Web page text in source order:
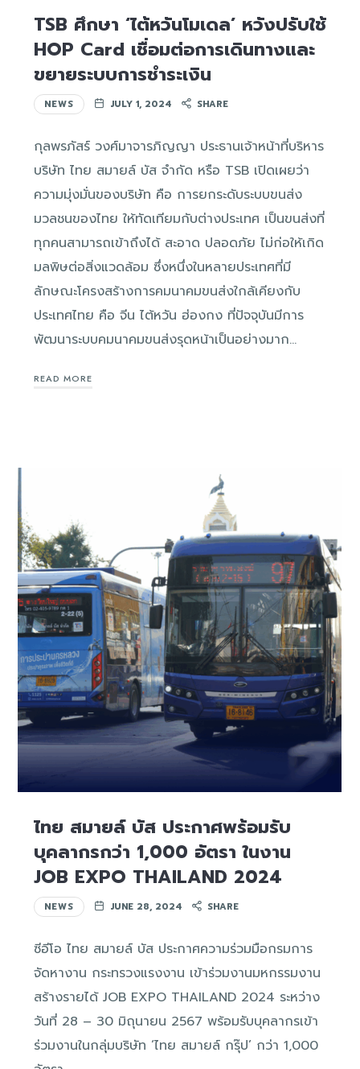
TSB ศึกษา ‘ไต้หวันโมเดล’ หวังปรับใช้
HOP Card เชื่อมต่อการเดินทางและ
ขยายระบบการชำระเงิน
NEWS JULY 1, 2024 SHARE
กุลพรภัสร์ วงศ์มาจารภิญญา ประธานเจ้าหน้าที่บริหาร
บริษัท ไทย สมายล์ บัส จำกัด หรือ TSB เปิดเผยว่า
ความมุ่งมั่นของบริษัท คือ การยกระดับระบบขนส่ง
มวลชนของไทย ให้ทัดเทียมกับต่างประเทศ เป็นขนส่งที่
ทุกคนสามารถเข้าถึงได้ สะอาด ปลอดภัย ไม่ก่อให้เกิด
มลพิษต่อสิ่งแวดล้อม ซึ่งหนึ่งในหลายประเทศที่มี
ลักษณะโครงสร้างการคมนาคมขนส่งใกล้เคียงกับ
ประเทศไทย คือ จีน ไต้หวัน ฮ่องกง ที่ปัจจุบันมีการ
พัฒนาระบบคมนาคมขนส่งรุดหน้าเป็นอย่างมาก…
READ MORE
ไทย สมายล์ บัส ประกาศพร้อมรับ
บุคลากรกว่า 1,000 อัตรา ในงาน
JOB EXPO THAILAND 2024
NEWS JUNE 28, 2024 SHARE
ซีอีโอ ไทย สมายล์ บัส ประกาศความร่วมมือกรมการ
จัดหางาน กระทรวงแรงงาน เข้าร่วมงานมหกรรมงาน
สร้างรายได้ JOB EXPO THAILAND 2024 ระหว่าง
วันที่ 28 – 30 มิถุนายน 2567 พร้อมรับบุคลากรเข้า
ร่วมงานในกลุ่มบริษัท ‘ไทย สมายล์ กรุ๊ป’ กว่า 1,000